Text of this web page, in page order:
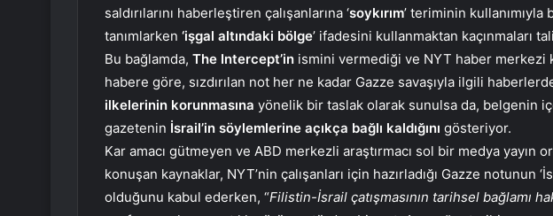
saldırılarını haberleştiren çalışanlarına ‘soykırım’ teriminin
tanımlarken ‘işgal altındaki bölge’ ifadesini kullanmaktan kaçınmaları
Bu bağlamda, The Intercept’in ismini vermediği ve NYT haber merkezi
habere göre, sızdırılan not her ne kadar Gazze savaşıyla ilgili
ilkelerinin korunmasına yönelik bir taslak olarak sunulsa da, belgenin
gazetenin İsrail’in söylemlerine açıkça bağlı kaldığını gösteriyor.
Kar amacı gütmeyen ve ABD merkezli araştırmacı sol bir medya yayın
konuşan kaynaklar, NYT’nin çalışanları için hazırladığı Gazze notunun
olduğunu kabul ederken, “Filistin-İsrail çatışmasının tarihsel bağlamı